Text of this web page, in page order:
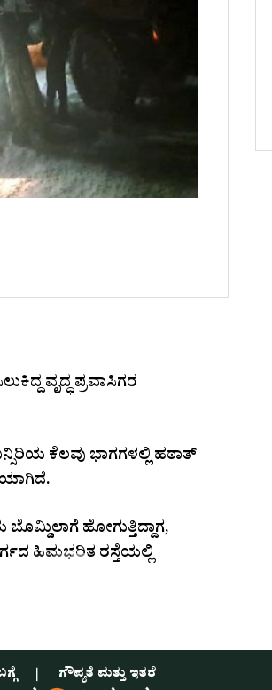
ವೃದ್ಧ ಪ್ರವಾಸಿಗರ
ಕೆಲವು ಭಾಗಗಳಲ್ಲಿ ಹಠಾತ್
ಹೋಗುತ್ತಿದ್ದಾಗ,
ಹಿಮಭರಿತ ರಸ್ತೆಯಲ್ಲಿ
ಗೌಪ್ಯತೆ ಮತ್ತು ಇತರೆ